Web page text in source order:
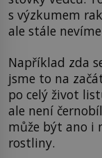
s výzkumem
ale stále
Například zda
jsme to na
po celý život
ale není
může být ano i
rostliny.